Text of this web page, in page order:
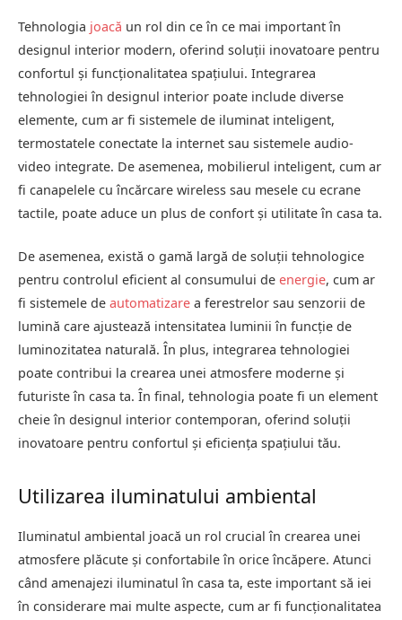
Tehnologia joacă un rol din ce în ce mai important în
designul interior modern, oferind soluții inovatoare pentru
confortul și funcționalitatea spațiului. Integrarea
tehnologiei în designul interior poate include diverse
elemente, cum ar fi sistemele de iluminat inteligent,
termostatele conectate la internet sau sistemele audio-
video integrate. De asemenea, mobilierul inteligent, cum ar
fi canapelele cu încărcare wireless sau mesele cu ecrane
tactile, poate aduce un plus de confort și utilitate în casa ta.
De asemenea, există o gamă largă de soluții tehnologice
pentru controlul eficient al consumului de energie, cum ar
fi sistemele de automatizare a ferestrelor sau senzorii de
lumină care ajustează intensitatea luminii în funcție de
luminozitatea naturală. În plus, integrarea tehnologiei
poate contribui la crearea unei atmosfere moderne și
futuriste în casa ta. În final, tehnologia poate fi un element
cheie în designul interior contemporan, oferind soluții
inovatoare pentru confortul și eficiența spațiului tău.
Utilizarea iluminatului ambiental
Iluminatul ambiental joacă un rol crucial în crearea unei
atmosfere plăcute și confortabile în orice încăpere. Atunci
când amenajezi iluminatul în casa ta, este important să iei
în considerare mai multe aspecte, cum ar fi funcționalitatea